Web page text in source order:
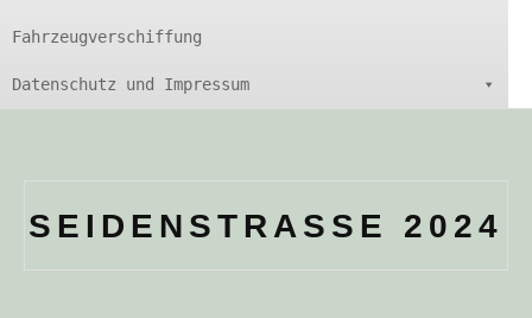
Fahrzeugverschiffung
Datenschutz und Impressum
SEIDENSTRASSE 2024